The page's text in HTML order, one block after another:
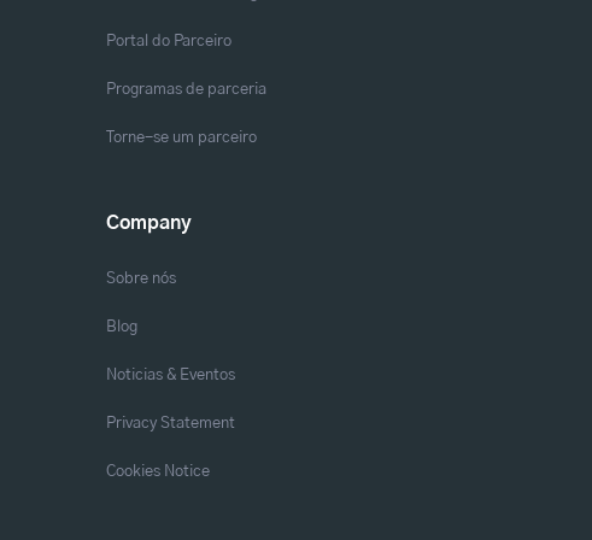
Portal do Parceiro
Programas de parceria
Torne-se um parceiro
Company
Sobre nós
Blog
Noticias & Eventos
Privacy Statement
Cookies Notice